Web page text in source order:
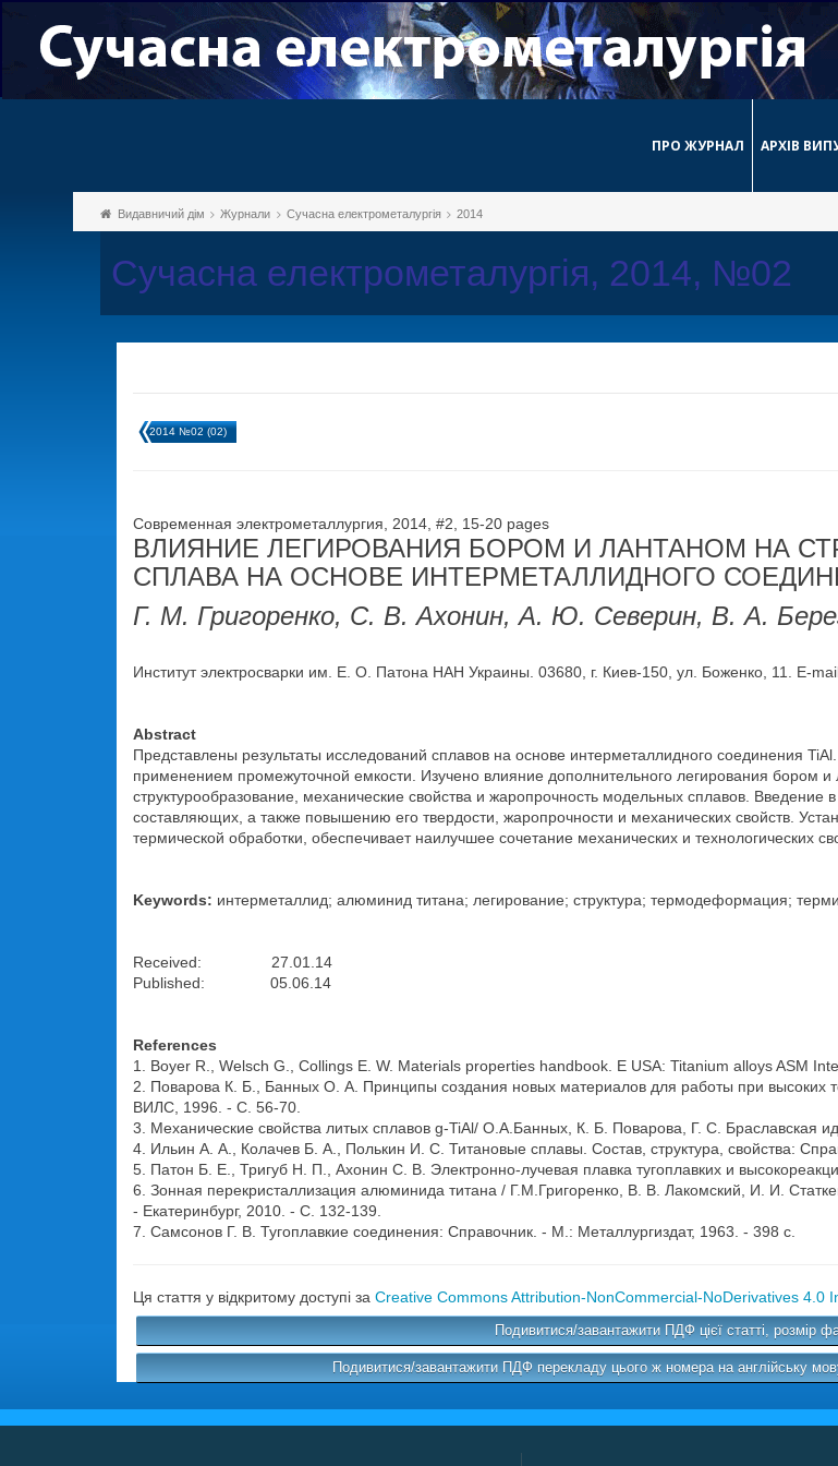
ПРО ЖУРНАЛ АРХІВ
Видавничий дім Журнали Сучасна електрометалургія 2014
Сучасна електрометалургія, 2014, №02
2014 №02 (02)
Современная электрометаллургия, 2014, #2, 15-20 pages
ВЛИЯНИЕ ЛЕГИРОВАНИЯ БОРОМ И ЛАНТАНОМ НА
СПЛАВА НА ОСНОВЕ ИНТЕРМЕТАЛЛИДНОГО
Г. М. Григоренко, С. В. Ахонин, А. Ю. Северин, В. А.
Институт электросварки им. Е. О. Патона НАН Украины. 03680, г. Киев-150, ул. Боженко, 11. E-
Abstract
Представлены результаты исследований сплавов на основе интерметаллидного соединения
применением промежуточной емкости. Изучено влияние дополнительного легирования бором
структурообразование, механические свойства и жаропрочность модельных сплавов. Введение
составляющих, а также повышению его твердости, жаропрочности и механических свойств.
термической обработки, обеспечивает наилучшее сочетание механических и технологических
Keywords: интерметаллид; алюминид титана; легирование; структура; термодеформация;
Received: 27.01.14
Published: 05.06.14
References
1. Boyer R., Welsch G., Collings E. W. Materials properties handbook. Е USA: Titanium alloys ASM
2. Поварова К. Б., Банных О. А. Принципы создания новых материалов для работы при высоких
ВИЛС, 1996. - С. 56-70.
3. Механические свойства литых сплавов g-TiAl/ О.А.Банных, К. Б. Поварова, Г. С.
4. Ильин А. А., Колачев Б. А., Полькин И. С. Титановые сплавы. Состав, структура, свойства:
5. Патон Б. Е., Тригуб Н. П., Ахонин С. В. Электронно-лучевая плавка тугоплавких и
6. Зонная перекристаллизация алюминида титана / Г.М.Григоренко, В. В. Лакомский, И. И.
- Екатеринбург, 2010. - С. 132-139.
7. Самсонов Г. В. Тугоплавкие соединения: Справочник. - М.: Металлургиздат, 1963. - 398 с.
Ця стаття у відкритому доступі за Creative Commons Attribution-NonCommercial-NoDerivatives 4.0
Подивитися/завантажити ПДФ цієї статті, розмір
Подивитися/завантажити ПДФ перекладу цього ж номера на англійську